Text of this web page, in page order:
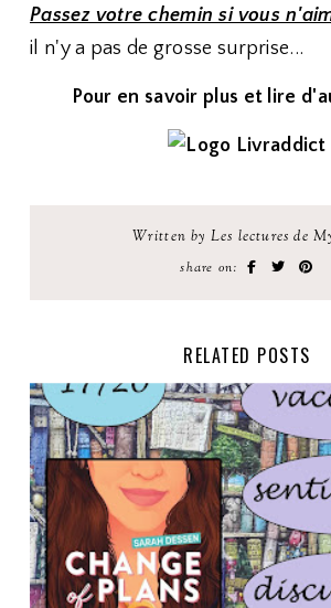
Passez votre chemin si vous
il n'y a pas de grosse surprise...
Pour en savoir plus et lire
Written by Les lectures de
share on:
RELATED POSTS